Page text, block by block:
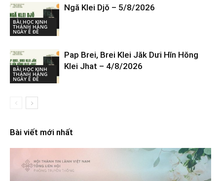
BÀI HỌC KINH
THÁNH HÀNG
NGÀY Ê ĐÊ
Ngă Klei Djŏ – 5/8/2026
BÀI HỌC KINH
THÁNH HÀNG
NGÀY Ê ĐÊ
Pap Brei, Brei Klei Jăk Dưi Hĭn Hŏng
Klei Jhat – 4/8/2026
Bài viết mới nhất